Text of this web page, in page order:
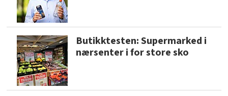
Butikktesten: Supermarked i
nærsenter i for store sko